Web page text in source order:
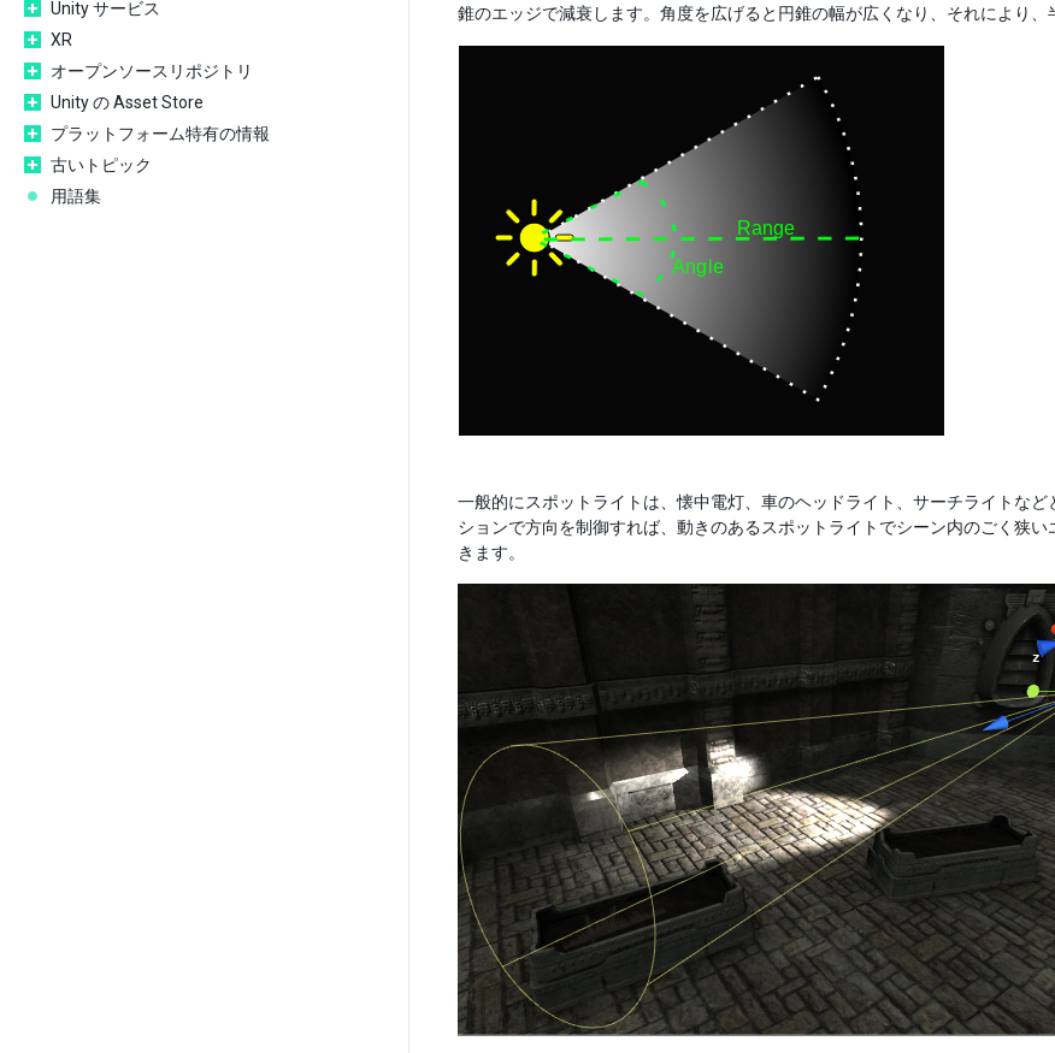
Unity サービス
XR
オープンソースリポジトリ
Unity の Asset Store
プラットフォーム特有の情報
古いトピック
用語集
錐のエッジで減衰します。角度を広げると円錐の幅が広くなり、それにより
一般的にスポットライトは、懐中電灯、車のヘッドライト、サーチライトな
ションで方向を制御すれば、動きのあるスポットライトでシーン内のごく狭
きます。